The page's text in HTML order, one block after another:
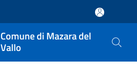
Comune di Mazara del
Vallo